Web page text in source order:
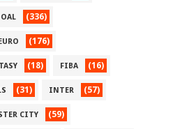
(336)
EURO (176)
(18) FIBA (16)
(31) INTER (57)
CITY (59)